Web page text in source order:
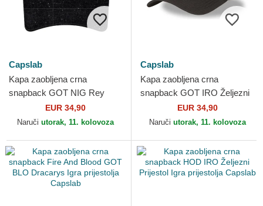
Capslab
Kapa zaobljena crna
snapback GOT NIG Rey
Noći Igra prijestolja Capslab
EUR 34,90
Naruči utorak, 11. kolovoza
Capslab
Kapa zaobljena crna
snapback GOT IRO Željezni
Prijestol Igra prijestolja
Capslab
EUR 34,90
Naruči utorak, 11. kolovoza